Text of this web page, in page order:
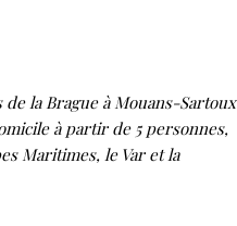
de la Brague à Mouans-Sartoux
à partir de 5 personnes,
Maritimes, le Var et la